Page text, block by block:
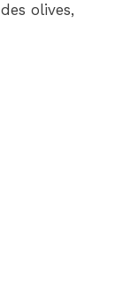
olives,